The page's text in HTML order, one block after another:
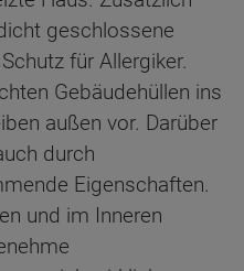
geschlossene
für Allergiker.
Gebäudehüllen ins
außen vor. Darüber
durch
Eigenschaften.
und im Inneren